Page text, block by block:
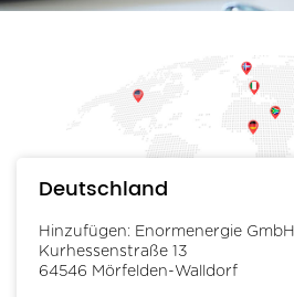
Deutschland
Hinzufügen: Enormenergie GmbH
Kurhessenstraße 13
64546 Mörfelden-Walldorf